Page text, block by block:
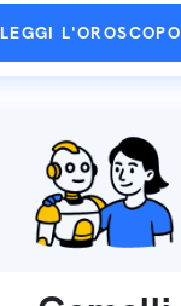
LEGGI L'OROSCOPO